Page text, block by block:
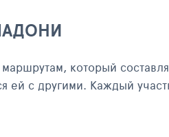
который
с другими. Каждый